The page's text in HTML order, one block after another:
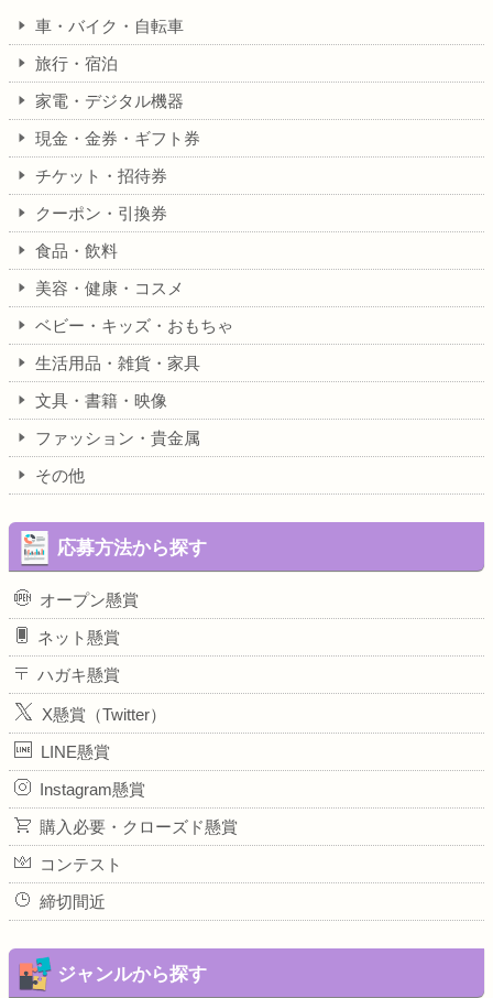
車・バイク・自転車
旅行・宿泊
家電・デジタル機器
現金・金券・ギフト券
チケット・招待券
クーポン・引換券
食品・飲料
美容・健康・コスメ
ベビー・キッズ・おもちゃ
生活用品・雑貨・家具
文具・書籍・映像
ファッション・貴金属
その他
応募方法から探す
オープン懸賞
ネット懸賞
ハガキ懸賞
X懸賞（Twitter）
LINE懸賞
Instagram懸賞
購入必要・クローズド懸賞
コンテスト
締切間近
ジャンルから探す